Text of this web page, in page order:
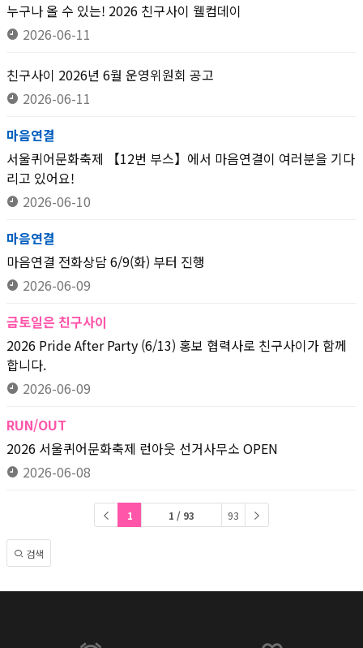
누구나 올 수 있는! 2026 친구사이 웰컴데이
2026-06-11
친구사이 2026년 6월 운영위원회 공고
2026-06-11
마음연결
서울퀴어문화축제 【12번 부스】에서 마음연결이 여러분을 기다
리고 있어요!
2026-06-10
마음연결
마음연결 전화상담 6/9(화) 부터 진행
2026-06-09
금토일은 친구사이
2026 Pride After Party (6/13) 홍보 협력사로 친구사이가 함께
합니다.
2026-06-09
RUN/OUT
2026 서울퀴어문화축제 런아웃 선거사무소 OPEN
2026-06-08
1 1 / 93 93
검색